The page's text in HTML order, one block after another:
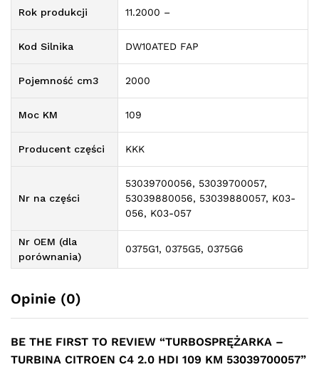
Rok produkcji 11.2000 –
Kod Silnika DW10ATED FAP
Pojemność cm3 2000
Moc KM 109
Producent części KKK
Nr na części
53039700056, 53039700057,
53039880056, 53039880057, K03-
056, K03-057
Nr OEM (dla
porównania)
0375G1, 0375G5, 0375G6
Opinie (0)
BE THE FIRST TO REVIEW “TURBOSPRĘŻARKA –
TURBINA CITROEN C4 2.0 HDI 109 KM 53039700057”